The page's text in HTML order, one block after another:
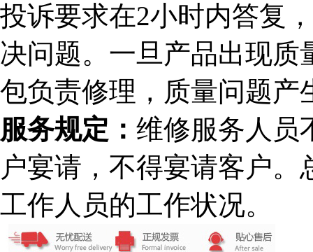
投诉要求在2小时内答复
决问题。一旦产品出现
包负责修理，质量问题产
服务规定： 维修服务人员
户宴请，不得宴请客户
工作人员的工作状况。